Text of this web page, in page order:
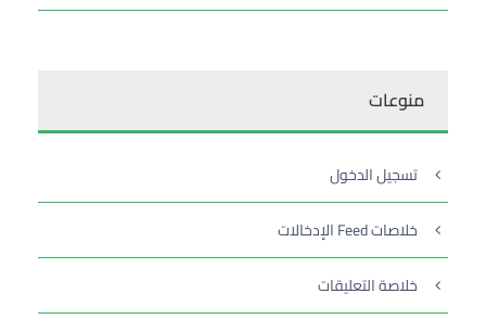
منوعات
تسجيل الدخول
خلاصات Feed الإدخالات
خلاصة التعليقات